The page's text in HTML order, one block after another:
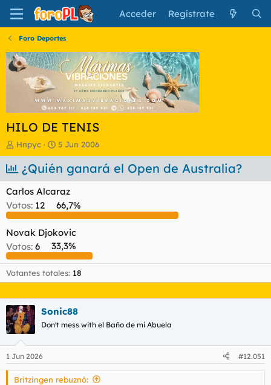
Acceder Regístrate
Foro Deportes
HILO DE TENIS
I
n
i
c
d
o
r
d
e
l
t
e
m
a
Hnpyc
F
e
c
e
i
n
i
c
i
o
5 Jun 2006
¿Quién ganará el Open de Australia?
Carlos Alcaraz
Votos: 12 66,7%
Novak Djokovic
Votos: 6 33,3%
Votantes totales 18
Sonic88
Don't mess with el Baño de mi Abuela
1 Jun 2026 #12.051
Britzingen rebuznó: